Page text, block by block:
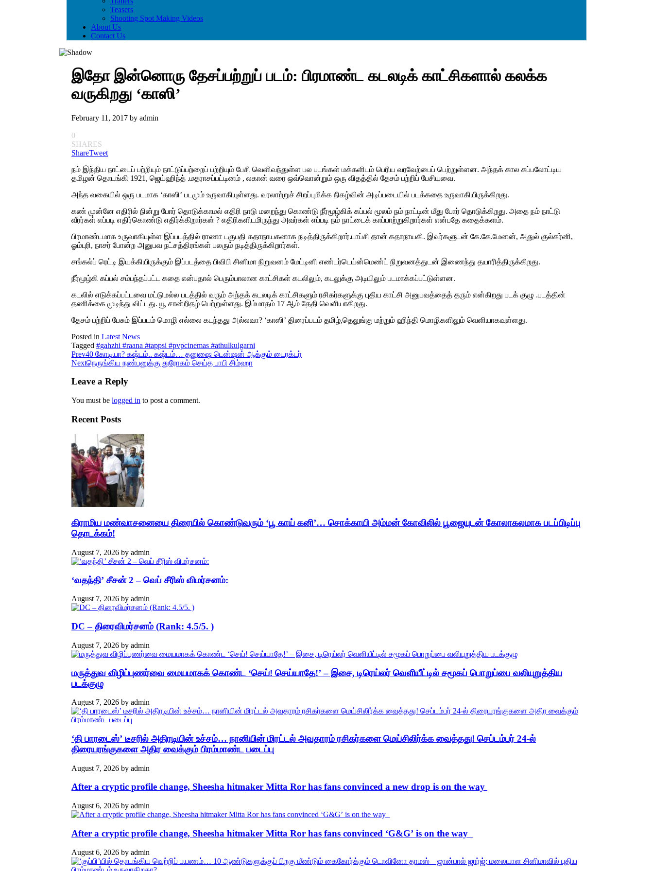
Teasers
Shooting Spot Making Videos
About Us
Contact Us
இதோ இன்னொரு தேசப்பற்றுப் படம்: பிரமாண்ட கடலடிக் காட்சிகளால் கலக்க
வருகிறது ‘காஸி’
February 11, 2017 by admin
0
SHARES
ShareTweet
நம் இந்திய நாட்டைப் பற்றியும் நாட்டுப்பற்றைப் பற்றியும் பேசி வெளிவந்துள்ள பல படங்கள் மக்களிடம் பெரிய வரவேற்பைப் பெற்றுள்ளன. அந்தக் கால கப்பலோட்டிய
தமிழன் தொடங்கி 1921, ஜெய்ஹிந்த் .மதராசப்பட்டினம் , லகான் வரை ஒவ்வொன்றும் ஒரு விதத்தில் தேசம் பற்றிப் பேசியவை.
அந்த வகையில் ஒரு படமாக ‘காஸி’ படமும் உருவாகியுள்ளது. வரலாற்றுச் சிறப்புமிக்க நிகழ்வின் அடிப்படையில் படக்கதை உருவாகியிருக்கிறது.
கண் முன்னே எதிரில் நின்று போர் தொடுக்காமல் எதிரி நாடு மறைந்து கொண்டு நீர்மூழ்கிக் கப்பல் மூலம் நம் நாட்டின் மீது போர் தொடுக்கிறது. அதை நம் நாட்டு
வீரர்கள் எப்படி எதிர்கொண்டு எதிர்க்கிறார்கள் ? எதிரிகளிடமிருந்து அவர்கள் எப்படி நம் நாட்டைக் காப்பாற்றுகிறார்கள் என்பதே கதைக்களம்.
பிரமாண்டமாக உருவாகியுள்ள இப்படத்தில் ராணா டகுபதி கதாநாயகனாக நடித்திருக்கிறார்.டாப்சி தான் கதாநாயகி. இவர்களுடன் கே.கே.மேனன், அதுல் குல்கர்னி,
ஓம்புரி, நாசர் போன்ற அனுபவ நட்சத்திரங்கள் பலரும் நடித்திருக்கிறார்கள்.
சங்கல்ப் ரெட்டி இயக்கியிருக்கும் இப்படத்தை பிவிபி சினிமா நிறுவனம் மேட்டினி எண்டர்டெய்ன்மெண்ட் நிறுவனத்துடன் இணைந்து தயாரித்திருக்கிறது.
நீர்மூழ்கி கப்பல் சம்பந்தப்பட்ட கதை என்பதால் பெரும்பாலான காட்சிகள் கடலிலும், கடலுக்கு அடியிலும் படமாக்கப்பட்டுள்ளன.
கடலில் எடுக்கப்பட்டவை மட்டுமல்ல படத்தில் வரும் அந்தக் கடலடிக் காட்சிகளும் ரசிகர்களுக்கு புதிய காட்சி அனுபவத்தைத் தரும் என்கிறது படக் குழு .படத்தின்
தணிக்கை முடிந்து விட்டது. யூ சான்றிதழ் பெற்றுள்ளது. இம்மாதம் 17 ஆம் தேதி வெளியாகிறது.
தேசம் பற்றிப் பேசும் இப்படம் மொழி எல்லை கடந்தது அல்லவா? ‘காஸி’ திரைப்படம் தமிழ்,தெலுங்கு மற்றும் ஹிந்தி மொழிகளிலும் வெளியாகவுள்ளது.
Posted in Latest News
Tagged #gahzhi #raana #tappsi #pvpcinemas #athulkulgarni
Prev40 கோடியா? கஷ்டம்.. கஷ்டம்… தனுஷை டென்ஷன் ஆக்கும் டைரக்டர்
Nextநெருங்கிய நண்பனுக்கு துரோகம் செய்த பாபி சிம்ஹா
Leave a Reply
You must be logged in to post a comment.
Recent Posts
கிராமிய மண்வாசனையை திரையில் கொண்டுவரும் ‘பூ காய் கனி’… சொக்காயி அம்மன் கோவிலில் பூஜையுடன் கோலாகலமாக படப்பிடிப்பு
தொடக்கம்!
August 7, 2026 by admin
‘வதந்தி’ சீசன் 2 – வெப் சீரிஸ் விமர்சனம்:
August 7, 2026 by admin
DC – திரைவிமர்சனம் (Rank: 4.5/5. )
August 7, 2026 by admin
மருத்துவ விழிப்புணர்வை மையமாகக் கொண்ட ‘செய்! செய்யாதே!’ – இசை, டிரெய்லர் வெளியீட்டில் சமூகப் பொறுப்பை வலியுறுத்திய
படக்குழு
August 7, 2026 by admin
‘தி பாரடைஸ்’ டீசரில் அதிரடியின் உச்சம்… நானியின் மிரட்டல் அவதாரம் ரசிகர்களை மெய்சிலிர்க்க வைத்தது! செப்டம்பர் 24-ல்
திரையரங்குகளை அதிர வைக்கும் பிரம்மாண்ட படைப்பு
August 7, 2026 by admin
After a cryptic profile change, Sheesha hitmaker Mitta Ror has fans convinced a new drop is on the way
August 6, 2026 by admin
After a cryptic profile change, Sheesha hitmaker Mitta Ror has fans convinced ‘G&G’ is on the way
August 6, 2026 by admin